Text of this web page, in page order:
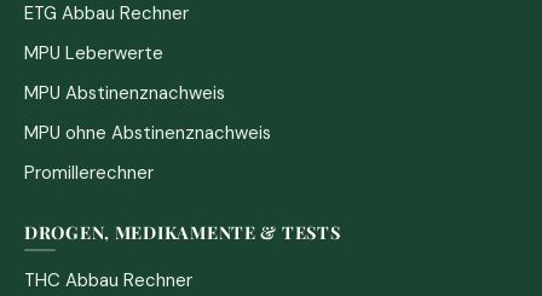
ETG Abbau Rechner
MPU Leberwerte
MPU Abstinenznachweis
MPU ohne Abstinenznachweis
Promillerechner
DROGEN, MEDIKAMENTE & TESTS
THC Abbau Rechner